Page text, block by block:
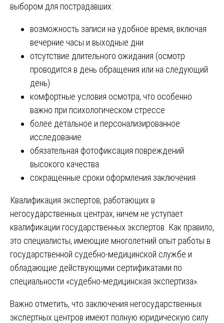
выбором для пострадавших:
возможность записи на удобное время, включая
вечерние часы и выходные дни
отсутствие длительного ожидания (осмотр
проводится в день обращения или на следующий
день)
комфортные условия осмотра, что особенно
важно при психологическом стрессе
более детальное и персонализированное
исследование
обязательная фотофиксация повреждений
высокого качества
сокращенные сроки оформления заключения
Квалификация экспертов, работающих в
негосударственных центрах, ничем не уступает
квалификации государственных экспертов. Как правило,
это специалисты, имеющие многолетний опыт работы в
государственной судебно-медицинской службе и
обладающие действующими сертификатами по
специальности «судебно-медицинская экспертиза».
Важно отметить, что заключения негосударственных
экспертных центров имеют полную юридическую силу